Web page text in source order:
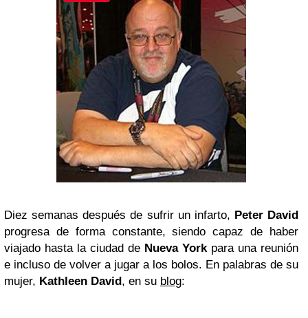
Diez semanas después de sufrir un infarto, Peter David
progresa de forma constante, siendo capaz de haber
viajado hasta la ciudad de Nueva Yorkpara una reunión
e incluso de volver a jugar a los bolos. En palabras de su
mujer, Kathleen David, en su blog: